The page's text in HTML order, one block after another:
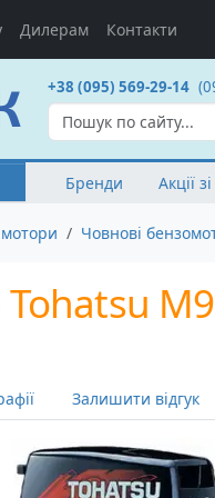
Дилерам Контакти
+38 (095) 569-29-14
Бренди Акції
Човнові
Залишити відгук